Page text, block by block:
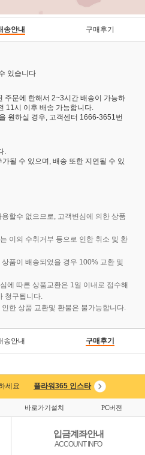
송안내 구매후기
있습니다
주문에 한해서 2~3시간 배송이 가능하
11시 이후 배송 가능합니다.
원하실 경우, 고객센터 1666-3651번
.
될 수 있으며, 배송 또한 지연될 수 있
할수 없으므로, 고객변심에 의한 상품
이의 수취거부 등으로 인한 취소 및 환
품이 배송되었을 경우 100% 교환 및
에 따른 상품교환은 1일 이내로 접수해
청구됩니다.
한 상품 교환및 환불은 불가능합니다.
송안내 구매후기
세요 플라워365 인스타
바로가기설치 PC버전
입금계좌안내
ACCOUNT INFO